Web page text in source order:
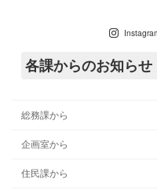
各課からのお知らせ
総務課から
企画室から
住民課から